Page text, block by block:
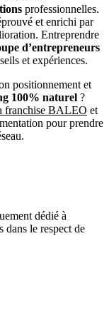
professionnelles.
et enrichi par
Entreprendre
d’entrepreneurs
et expériences.
positionnement et
100% naturel ?
franchise BALEO et
pour prendre
dédié à
dans le respect de